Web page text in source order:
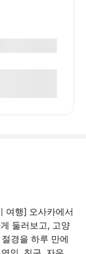
여행] 오사카에서
둘러보고, 고양
경을 하루 만에